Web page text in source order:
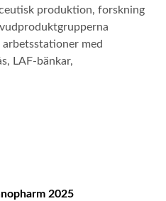
produktion, forskning
med
LAF-bänkar,
2025